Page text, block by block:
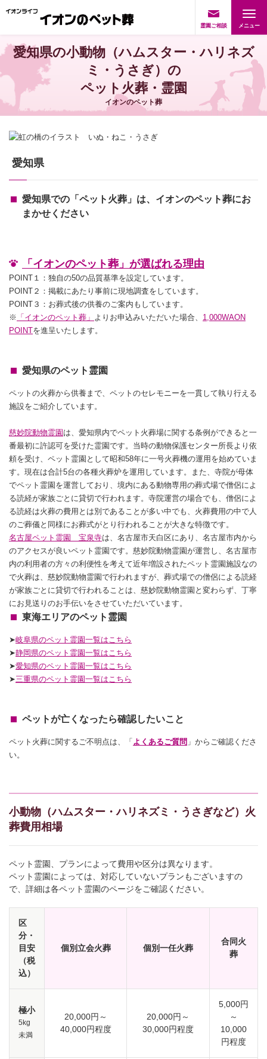
霊園ご相談
愛知県の小動物（ハムスター・ハリネズ
ミ・うさぎ）の
ペット火葬・霊園
イオンのペット葬
愛知県
愛知県での「ペット火葬」は、イオンのペット葬にお
まかせください
「イオンのペット葬」が選ばれる理由
POINT１：独自の50の品質基準を設定しています。
POINT２：掲載にあたり事前に現地調査をしています。
POINT３：お葬式後の供養のご案内もしています。
※ 「イオンのペット葬」 よりお申込みいただいた場合、 1,000WAON
POINTを進呈いたします。
愛知県のペット霊園
ペットの火葬から供養まで、ペットのセレモニーを一貫して執り行える
施設をご紹介しています。
慈妙院動物霊園 は、愛知県内でペット火葬場に関する条例ができると一
番最初に許認可を受けた霊園です。当時の動物保護センター所長より依
頼を受け、ペット霊園として昭和58年に一号火葬機の運用を始めていま
す。現在は合計5台の各種火葬炉を運用しています。また、寺院が母体
でペット霊園を運営しており、境内にある動物専用の葬式場で僧侶によ
る読経が家族ごとに貸切で行われます。寺院運営の場合でも、僧侶によ
る読経は火葬の費用とは別であることが多い中でも、火葬費用の中で人
のご葬儀と同様にお葬式がとり行われることが大きな特徴です。
名古屋ペット霊園 宝泉寺は、名古屋市天白区にあり、名古屋市内から
のアクセスが良いペット霊園です。慈妙院動物霊園が運営し、名古屋市
内の利用者の方々の利便性を考えて近年増設されたペット霊園施設なの
で火葬は、慈妙院動物霊園で行われますが、葬式場での僧侶による読経
が家族ごとに貸切で行われることは、慈妙院動物霊園と変わらず、丁寧
にお見送りのお手伝いをさせていただいています。
東海エリアのペット霊園
➤岐阜県のペット霊園一覧はこちら
➤静岡 県のペット霊園一覧はこちら
➤愛知県のペット霊園一覧はこちら
➤三重県のペット霊園一覧はこちら
ペットが亡くなったら確認したいこと
ペット火葬に関するご不明点は、「 よくあるご質問 」からご確認くださ
い。
小動物（ハムスター・ハリネズミ・うさぎなど）火
葬費用相場
ペット霊園、プランによって費用や区分は異なります。
ペット霊園によっては、対応していないプランもございますの
で、詳細は各ペット霊園のページをご確認ください。
区
分・
目安
（税
込）
個別立会火葬 個別一任火葬
合同火
葬
極小
5kg
未満
20,000円～
40,000円程度
20,000円～
30,000円程度
5,000円
～
10,000
円程度